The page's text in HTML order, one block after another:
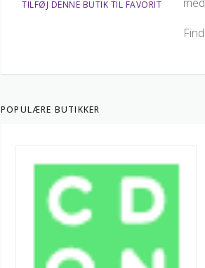
TILFØJ DENNE BUTIK TIL FAVORIT
POPULÆRE BUTIKKER